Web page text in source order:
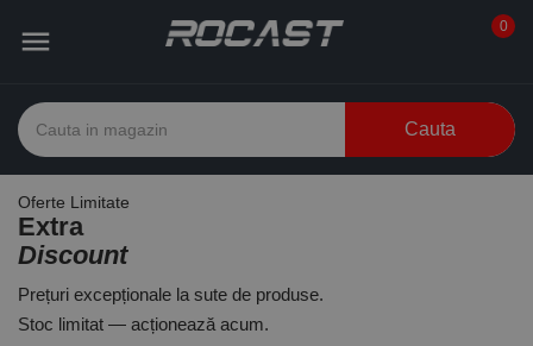
 0
Cauta
Oferte Limitate
Extra
Discount
Prețuri excepționale la sute de produse.
Stoc limitat — acționează acum.